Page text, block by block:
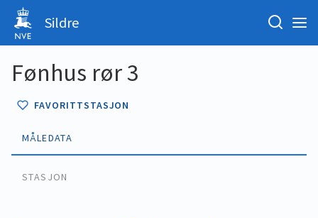
Sildre
Fønhus rør 3
FAVORITTSTASJON
MÅLEDATA
STASJON